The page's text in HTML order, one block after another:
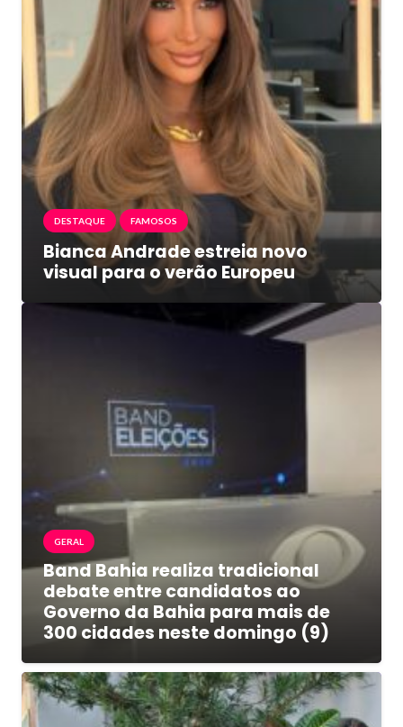
DESTAQUE FAMOSOS
Bianca Andrade estreia novo
visual para o verão Europeu
GERAL
Band Bahia realiza tradicional
debate entre candidatos ao
Governo da Bahia para mais de
300 cidades neste domingo (9)